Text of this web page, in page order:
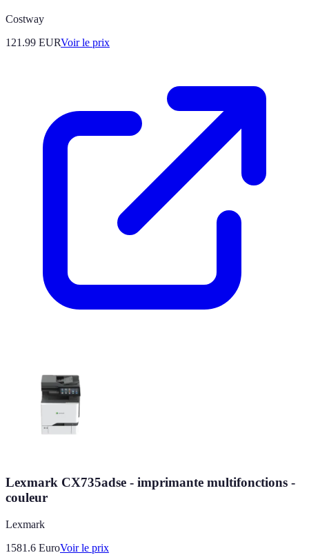
Costway
121.99 EURVoir le prix
Lexmark CX735adse - imprimante multifonctions -
couleur
Lexmark
1581.6 EuroVoir le prix